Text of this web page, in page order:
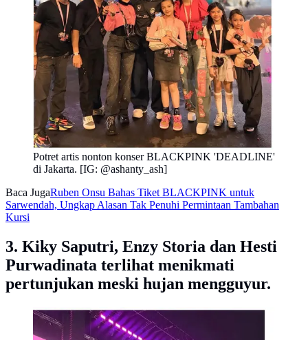
Potret artis nonton konser BLACKPINK 'DEADLINE'
di Jakarta. [IG: @ashanty_ash]
Baca JugaRuben Onsu Bahas Tiket BLACKPINK untuk
Sarwendah, Ungkap Alasan Tak Penuhi Permintaan Tambahan
Kursi
3. Kiky Saputri, Enzy Storia dan Hesti
Purwadinata terlihat menikmati
pertunjukan meski hujan mengguyur.